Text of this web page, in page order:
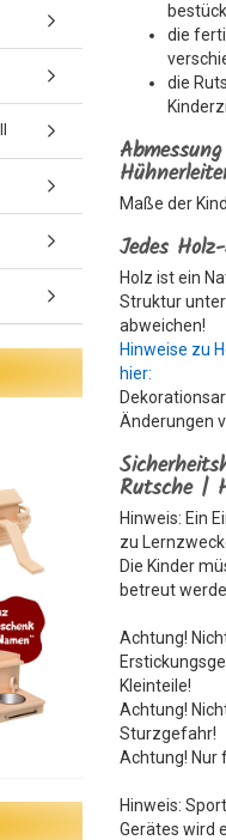
die
die
Maße der
Jedes
Holz ist ein
Struktur
abweichen!
Hinweise zu
hier:
Änderungen
Rutsche |
Hinweis: Ein
zu
Die Kinder
betreut
Achtung!
Kleinteile!
Achtung!
Sturzgefahr!
Achtung! Nur
Hinweis:
Gerätes wird